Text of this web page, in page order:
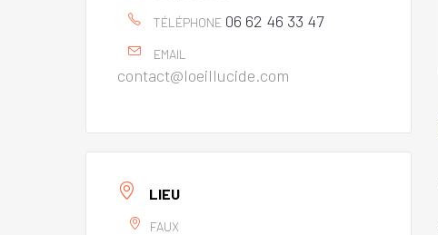
TÉLÉPHONE 06 62 46 33 47
EMAIL
contact@loeillucide.com
LIEU
FAUX